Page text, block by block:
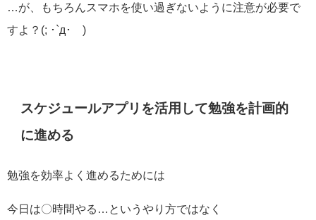
…が、もちろんスマホを使い過ぎないように注意が必要で
すよ？(; ･`д･´)
スケジュールアプリを活用して勉強を計画的
に進める
勉強を効率よく進めるためには
今日は〇時間やる…というやり方ではなく